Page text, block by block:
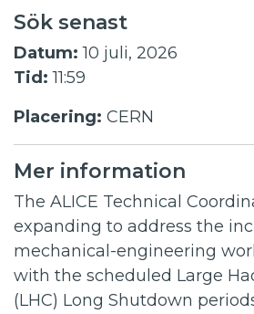
Sök senast
Datum: 10 juli, 2026
Tid: 11:59
Placering: CERN
Mer information
The ALICE Technical
expanding to address the
mechanical-engineering
with the scheduled Large
(LHC) Long Shutdown